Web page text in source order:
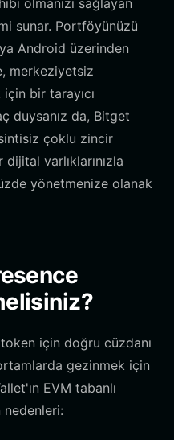
olmanızı sağlayan
sunar. Portföyünüzü
Android üzerinden
merkeziyetsiz
bir tarayıcı
duysanız da, Bitget
çoklu zincir
varlıklarınızla
yönetmenize olanak
için doğru cüzdanı
gezinmek için
EVM tabanlı
nedenleri: